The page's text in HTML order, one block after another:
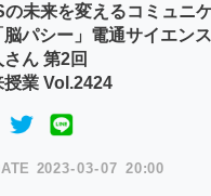
の未来を変えるコミュニ
脳パシー」電通サイエン
ん 第2回
授業 Vol.2424
2023 03 07 20:00